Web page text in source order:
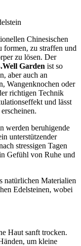
Chinesischen
formen, zu straffen und
zu lösen. Der
Garden ist so
aber auch an
Wangenknochen oder
richtigen Technik
und lässt
werden beruhigende
unterstützender
stressigen Tagen
Gefühl von Ruhe und
natürlichen Materialien
Edelsteinen, wobei
Haut sanft trocken.
um kleine